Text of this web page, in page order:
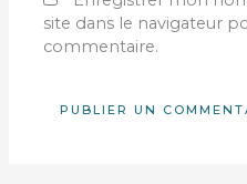
site dans le navigateur
commentaire.